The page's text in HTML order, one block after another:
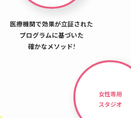
医療機関で効果が立証された
プログラムに基づいた
確かなメソッド!
女性専用
スタジオ